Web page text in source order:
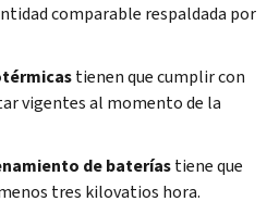
comparable respaldada por
tienen que cumplir con
vigentes al momento de la
de bateríastiene que
tres kilovatios hora.